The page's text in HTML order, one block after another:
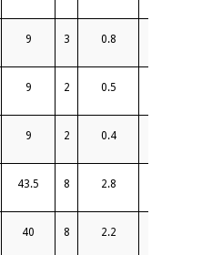
9 3 0.8
9 2 0.5
9 2 0.4
43.5 8 2.8
40 8 2.2